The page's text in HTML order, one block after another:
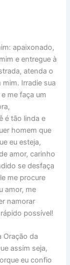
apaixonado,
e entregue à
atenda o
Irradie sua
me faça um
é tão linda e
homem que
eu esteja,
amor, carinho
se desfaça
me procure
amor, me
namorar
possível!
Oração da
assim seja,
eu confio